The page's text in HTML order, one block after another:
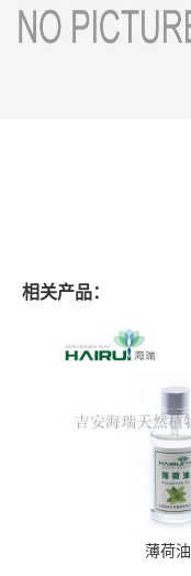
相关产品：
薄荷油